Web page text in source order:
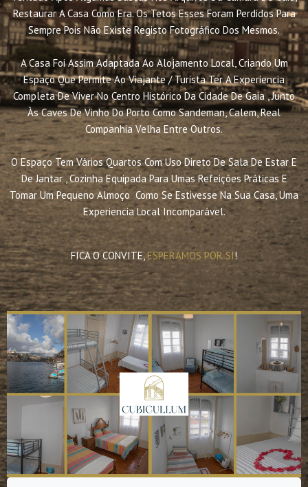
Restaurar A Casa Como Era. Os Tetos Esses Foram Perdidos Para
Sempre Pois Não Existe Registo Fotográfico Dos Mesmos.
A Casa Foi Assim Adaptada Ao Alojamento Local, Criando Um
Espaço Que Permite Ao Viajante / Turista Ter A Experiencia
Completa De Viver No Centro Histórico Da Cidade De Gaia , Junto
Às Caves De Vinho Do Porto Como Sandeman, Calem, Real
Companhia Velha Entre Outros.
O Espaço Tem Vários Quartos Com Uso Direto De Sala De Estar E
De Jantar , Cozinha Equipada Para Umas Refeições Práticas E
Tomar Um Pequeno Almoço Como Se Estivesse Na Sua Casa, Uma
Experiencia Local Incomparável.
FICA O CONVITE,ESPERAMOS POR SI!